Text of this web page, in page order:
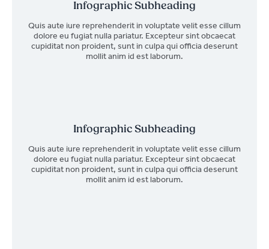
Infographic Subheading
Quis aute iure reprehenderit in voluptate velit esse cillum
dolore eu fugiat nulla pariatur. Excepteur sint obcaecat
cupiditat non proident, sunt in culpa qui officia deserunt
mollit anim id est laborum.
Infographic Subheading
Quis aute iure reprehenderit in voluptate velit esse cillum
dolore eu fugiat nulla pariatur. Excepteur sint obcaecat
cupiditat non proident, sunt in culpa qui officia deserunt
mollit anim id est laborum.